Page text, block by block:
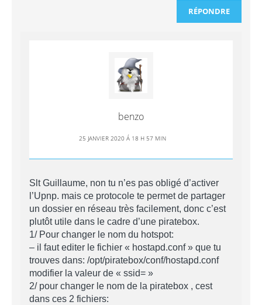
RÉPONDRE
benzo
25 JANVIER 2020 Á 18 H 57 MIN
Slt Guillaume, non tu n’es pas obligé d’activer
l’Upnp. mais ce protocole te permet de partager
un dossier en réseau très facilement, donc c’est
plutôt utile dans le cadre d’une piratebox.
1/ Pour changer le nom du hotspot:
– il faut editer le fichier « hostapd.conf » que tu
trouves dans: /opt/piratebox/conf/hostapd.conf
modifier la valeur de « ssid= »
2/ pour changer le nom de la piratebox , cest
dans ces 2 fichiers: